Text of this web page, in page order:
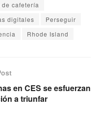
cafetería
digitales
Perseguir
Rhode Island
en CES se esfuerzan
a triunfar